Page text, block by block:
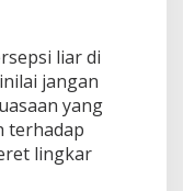
liar di
jangan
yang
terhadap
lingkar